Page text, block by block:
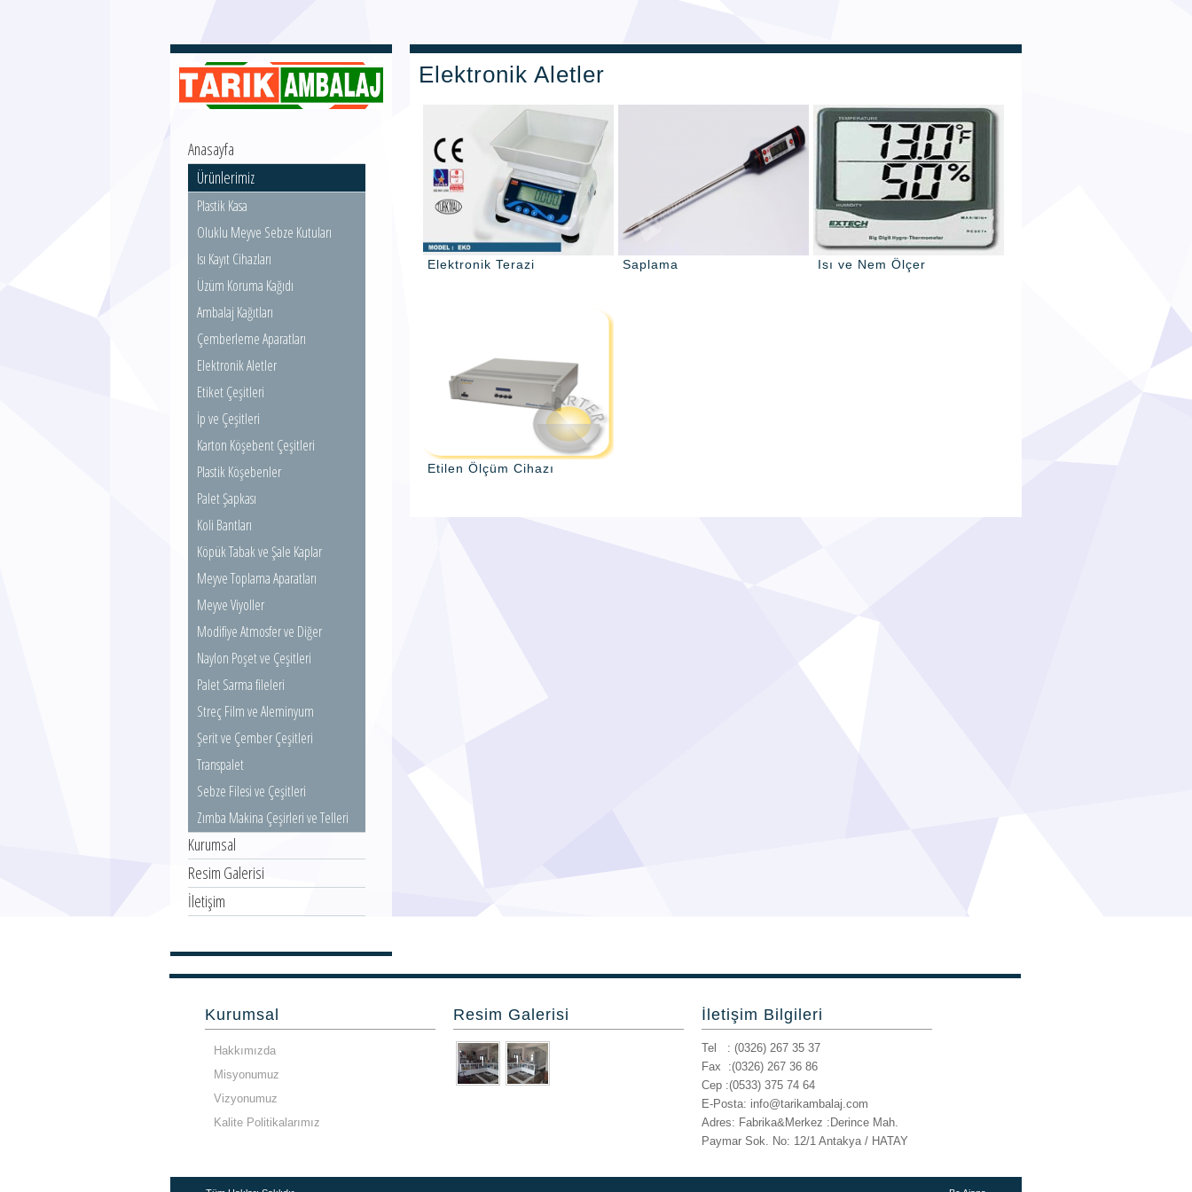
Anasayfa
Ürünlerimiz
Plastik Kasa
Oluklu Meyve Sebze Kutuları
Isı Kayıt Cihazları
Üzüm Koruma Kağıdı
Ambalaj Kağıtları
Çemberleme Aparatları
Elektronik Aletler
Etiket Çeşitleri
İp ve Çeşitleri
Karton Köşebent Çeşitleri
Plastik Köşebenler
Palet Şapkası
Koli Bantları
Köpük Tabak ve Şale Kaplar
Meyve Toplama Aparatları
Meyve Viyoller
Modifiye Atmosfer ve Diğer
Poşetler
Naylon Poşet ve Çeşitleri
Palet Sarma fileleri
Streç Film ve Aleminyum
Folyolar
Şerit ve Çember Çeşitleri
Transpalet
Sebze Filesi ve Çeşitleri
Zımba Makina Çeşirleri ve Telleri
Kurumsal
Resim Galerisi
İletişim
Elektronik Aletler
Elektronik Terazi Saplama Isı ve Nem Ölçer
Etilen Ölçüm Cihazı
Kurumsal
Hakkımızda
Misyonumuz
Vizyonumuz
Kalite Politikalarımız
Resim Galerisi İletişim Bilgileri
Tel : (0326) 267 35 37
Fax :(0326) 267 36 86
Cep :(0533) 375 74 64
E-Posta: info@tarikambalaj.com
Adres: Fabrika&Merkez :Derince Mah.
Paymar Sok. No: 12/1 Antakya / HATAY